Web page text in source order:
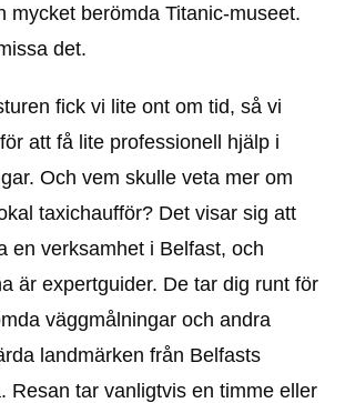
mycket berömda Titanic-museet.
det.
fick vi lite ont om tid, så vi
att få lite professionell hjälp i
Och vem skulle veta mer om
taxichaufför? Det visar sig att
en verksamhet i Belfast, och
är expertguider. De tar dig runt för
väggmålningar och andra
landmärken från Belfasts
Resan tar vanligtvis en timme eller